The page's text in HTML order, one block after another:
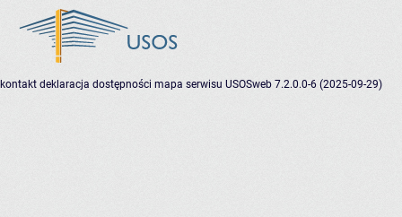
kontakt deklaracja dostępności mapa serwisu USOSweb 7.2.0.0-6 (2025-09-29)